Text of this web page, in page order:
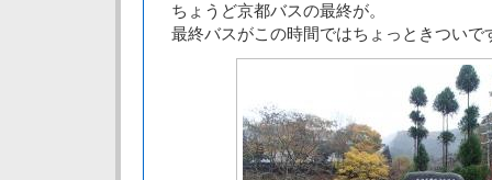
ちょうど京都バスの最終が。
最終バスがこの時間ではちょっときついで